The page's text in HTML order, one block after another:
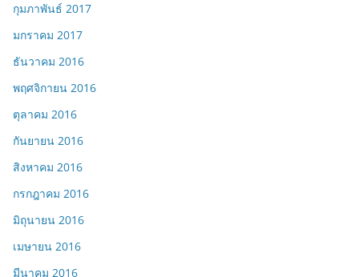
กุมภาพันธ์ 2017
มกราคม 2017
ธันวาคม 2016
พฤศจิกายน 2016
ตุลาคม 2016
กันยายน 2016
สิงหาคม 2016
กรกฎาคม 2016
มิถุนายน 2016
เมษายน 2016
มีนาคม 2016